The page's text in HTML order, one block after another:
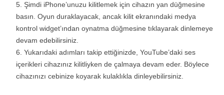
Şimdi iPhone’unuzu kilitlemek için cihazın yan düğmesine
basın. Oyun duraklayacak, ancak kilit ekranındaki medya
kontrol widget’ından oynatma düğmesine tıklayarak dinlemeye
devam edebilirsiniz.
Yukarıdaki adımları takip ettiğinizde, YouTube’daki ses
içerikleri cihazınız kilitliyken de çalmaya devam eder. Böylece
cihazınızı cebinize koyarak kulaklıkla dinleyebilirsiniz.